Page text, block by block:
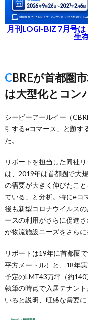
月刊LOGI-BIZ 7月号
生
CBREが首都圏市場リポートで展望、需要
は大型化とコン
シービーアールイー（
引するeコマース」と題す
た。
リポートを担当した同社
は、2019年は首都圏で大
の需要が大きく伸びたこ
ている」と分析。特にeコ
後も新型コロナウイルス
ースの利用がさらに促進
が物流施設ニーズをさらに
リポートは19年に首都圏
平方メートル）と、18年
予定のLMT43万坪（約
執筆の時点で入居テナン
いると説明、旺盛な需要に